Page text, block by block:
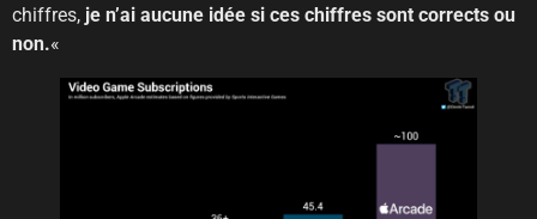
chiffres, je n’ai aucune idée si ces chiffres sont corrects ou
non.«